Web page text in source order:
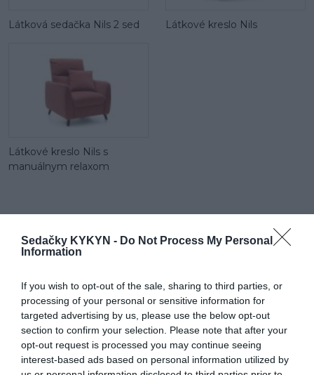
Sedačky KYKYN - Do Not Process My Personal
Information
If you wish to opt-out of the sale, sharing to third parties, or
processing of your personal or sensitive information for
targeted advertising by us, please use the below opt-out
section to confirm your selection. Please note that after your
opt-out request is processed you may continue seeing
interest-based ads based on personal information utilized by
Látková sedačka Nils 2 sed Látkové kreslo Nils
Látkové kreslo Nils s
manuálnym relaxom
Trojsed: (949€) + opierka hlavy (52€)
Vonkajší rozmer:231 (š) x 85 (v) x 90 (h) cm
Výška sedadla od zeme:46 cm
Plocha na spanie: 121×196 cm